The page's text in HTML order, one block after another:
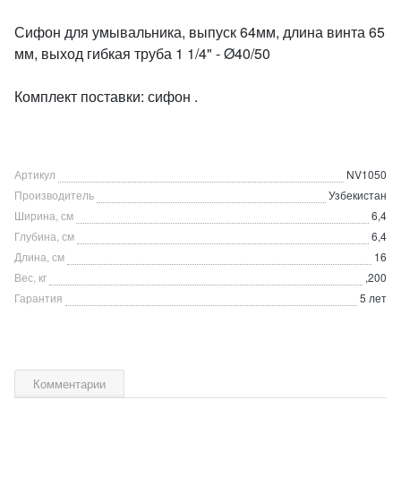
Сифон для умывальника, выпуск 64мм, длина винта 65
мм, выход гибкая труба 1 1/4" - Ø40/50
Комплект поставки: сифон .
Артикул
NV1050
Производитель
Узбекистан
Ширина, см
6,4
Глубина, см
6,4
Длина, см
16
Вес, кг
,200
Гарантия
5 лет
Комментарии